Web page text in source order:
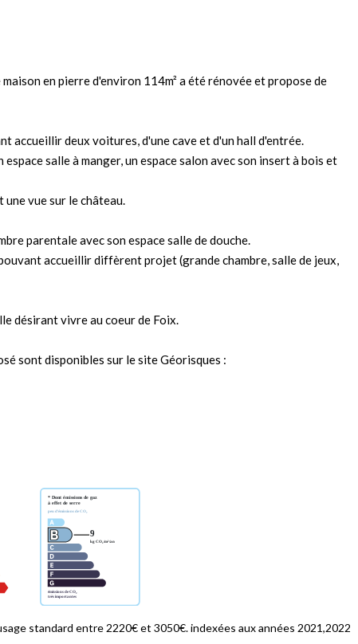
en pierre d'environ 114m² a été rénovée et propose de
accueillir deux voitures, d'une cave et d'un hall d'entrée.
salle à manger, un espace salon avec son insert à bois et
vue sur le château.
parentale avec son espace salle de douche.
accueillir diffèrent projet (grande chambre, salle de jeux,
désirant vivre au coeur de Foix.
sont disponibles sur le site Géorisques :
standard entre 2220€ et 3050€. indexées aux années 2021,2022